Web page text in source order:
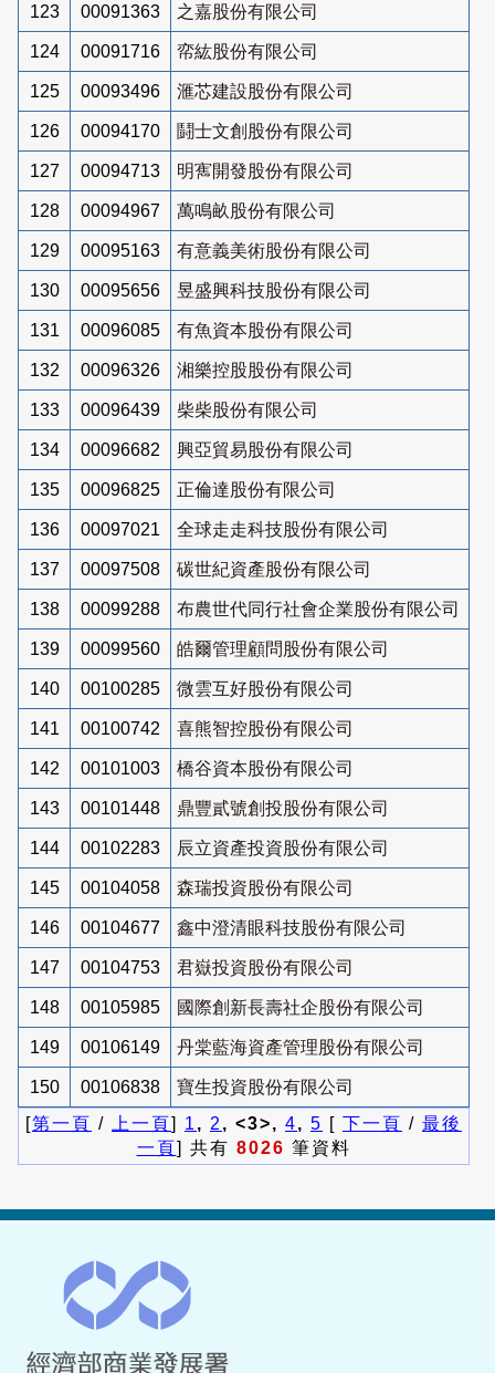
123 00091363 之嘉股份有限公司
124 00091716 帟紘股份有限公司
125 00093496 滙芯建設股份有限公司
126 00094170 鬪士文創股份有限公司
127 00094713 明寯開發股份有限公司
128 00094967 萬鳴畝股份有限公司
129 00095163 有意義美術股份有限公司
130 00095656 昱盛興科技股份有限公司
131 00096085 有魚資本股份有限公司
132 00096326 湘樂控股股份有限公司
133 00096439 柴柴股份有限公司
134 00096682 興亞貿易股份有限公司
135 00096825 正倫達股份有限公司
136 00097021 全球走走科技股份有限公司
137 00097508 碳世紀資產股份有限公司
138 00099288 布農世代同行社會企業股份有限公司
139 00099560 皓爾管理顧問股份有限公司
140 00100285 微雲互好股份有限公司
141 00100742 喜熊智控股份有限公司
142 00101003 橋谷資本股份有限公司
143 00101448 鼎豐貳號創投股份有限公司
144 00102283 辰立資產投資股份有限公司
145 00104058 森瑞投資股份有限公司
146 00104677 鑫中澄清眼科技股份有限公司
147 00104753 君嶽投資股份有限公司
148 00105985 國際創新長壽社企股份有限公司
149 00106149 丹棠藍海資產管理股份有限公司
150 00106838
寶生投資股份有限公司
[第一頁 / 上一頁] 1 , 2 , <3>, 4, 5 [ 下一頁 / 最後
一頁] 共有 8026 筆資料